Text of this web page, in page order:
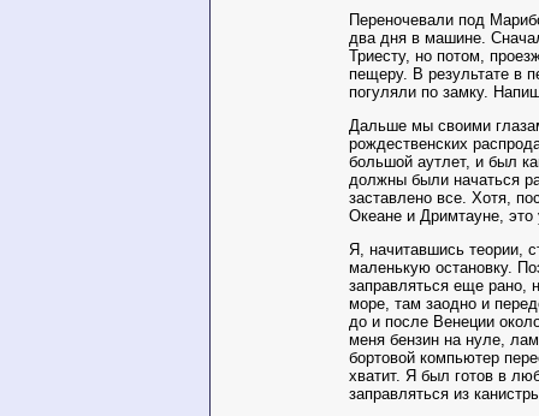
Переночевали под
два дня в машине.
Триесту, но потом,
пещеру. В результате в
погуляли по замку.
Дальше мы своими
рождественских
большой аутлет, и был
должны были начаться
заставлено все. Хотя,
Океане и Дримтауне,
Я, начитавшись теории,
маленькую остановку.
заправляться еще рано,
море, там заодно и
до и после Венеции
меня бензин на нуле,
бортовой компьютер
хватит. Я был готов в
заправляться из